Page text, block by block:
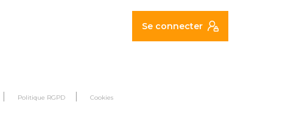
Se connecter
Politique RGPD Cookies